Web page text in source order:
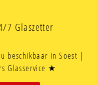
7 Glaszetter
beschikbaar in Soest |
Glasservice ★